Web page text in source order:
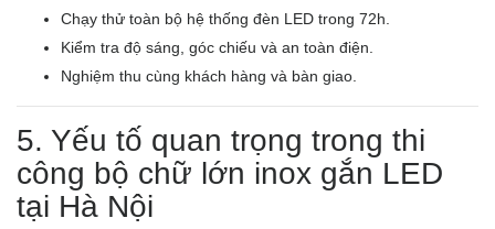
Chạy thử toàn bộ hệ thống đèn LED trong 72h.
Kiểm tra độ sáng, góc chiếu và an toàn điện.
Nghiệm thu cùng khách hàng và bàn giao.
5. Yếu tố quan trọng trong thi
công bộ chữ lớn inox gắn LED
tại Hà Nội